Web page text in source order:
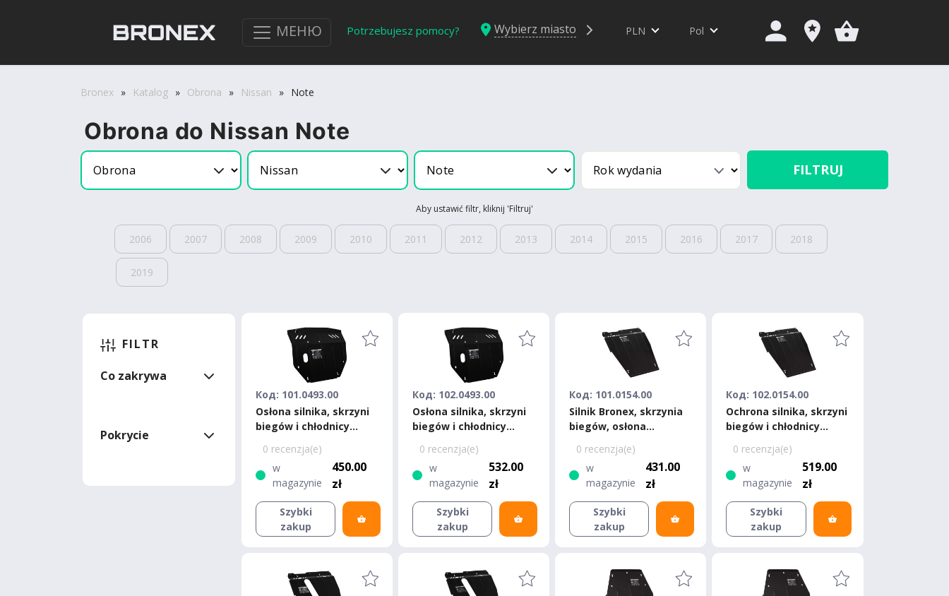
МЕНЮ Potrzebujesz pomocy? Wybierz miasto PLN Pol
Bronex » Katalog » Obrona » Nissan » Note
Obrona do Nissan Note
FILTRUJ
Aby ustawić filtr, kliknij 'Filtruj'
2006 2007 2008 2009 2010 2011 2012 2013 2014 2015 2016 2017 2018
2019
FILTR
Co zakrywa
Pokrycie
Код: 101.0493.00
Osłona silnika, skrzyni
biegów i chłodnicy
Nissan Micra Standard
0 recenzja(e)
w
magazynie
450.00
zł
Szybki
zakup
Код: 102.0493.00
Osłona silnika, skrzyni
biegów i chłodnicy
Nissan Micra Premium
0 recenzja(e)
w
magazynie
532.00
zł
Szybki
zakup
Код: 101.0154.00
Silnik Bronex, skrzynia
biegów, osłona
2005-2013 V Standard
0 recenzja(e)
w
magazynie
431.00
zł
Szybki
zakup
Код: 102.0154.00
Ochrona silnika, skrzyni
biegów i chłodnicy
Premium
0 recenzja(e)
w
magazynie
519.00
zł
Szybki
zakup